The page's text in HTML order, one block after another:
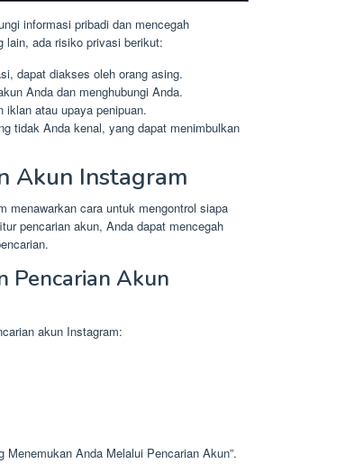
informasi pribadi dan mencegah
lain, ada risiko privasi berikut:
dapat diakses oleh orang asing.
Anda dan menghubungi Anda.
iklan atau upaya penipuan.
tidak Anda kenal, yang dapat menimbulkan
Akun Instagram
menawarkan cara untuk mengontrol siapa
pencarian akun, Anda dapat mencegah
Pencarian Akun
akun Instagram:
Menemukan Anda Melalui Pencarian Akun”.